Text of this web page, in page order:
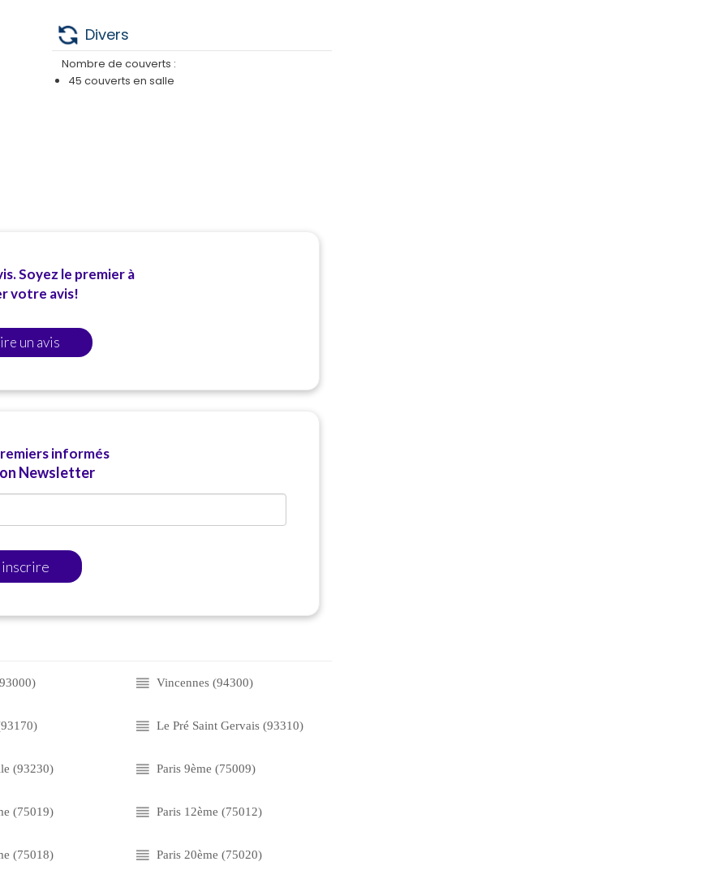
Paris 11ème (75011)
Paris 19ème (75019)
Paris 12ème (75012)
Paris 10ème (75010)
Divers
Nombre de couverts :
45 couverts en salle
Soyez le premier à
votre avis!
un avis
informés
Newsletter
Vincennes (94300)
Le Pré Saint Gervais (93310)
(93230) Paris 9ème (75009)
(75019) Paris 12ème (75012)
(75018) Paris 20ème (75020)